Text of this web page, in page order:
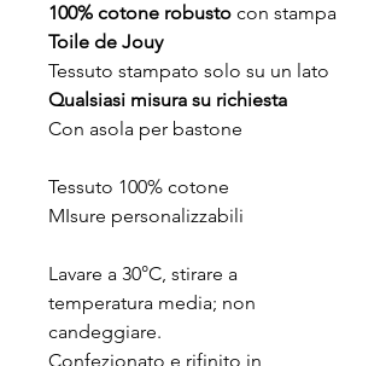
100% cotone robusto con stampa
Toile de Jouy
Tessuto stampato solo su un lato
Qualsiasi misura su richiesta
Con asola per bastone
Tessuto 100% cotone
MIsure personalizzabili
Lavare a 30°C, stirare a
temperatura media; non
candeggiare.
Confezionato e rifinito in